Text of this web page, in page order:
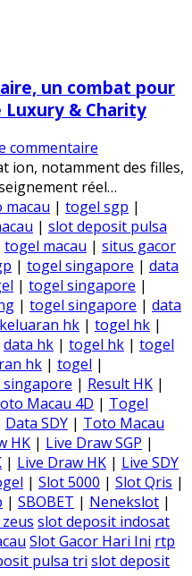
un combat pour
Luxury & Charity
commentaire
ion, notamment des filles,
réel…
| togel sgp |
| slot deposit pulsa
togel macau | situs gacor
| togel singapore | data
| togel singapore |
| togel singapore | data
keluaran hk | togel hk |
data hk | togel hk | togel
hk | togel |
| Result HK |
Macau 4D | Togel
Data SDY | Toto Macau
HK | Live Draw SGP |
| Live Draw HK | Live SDY
| Slot 5000 | Slot Qris |
| SBOBET | Nenekslot |
slot deposit indosat
Slot Gacor Hari Ini rtp
pulsa tri slot deposit